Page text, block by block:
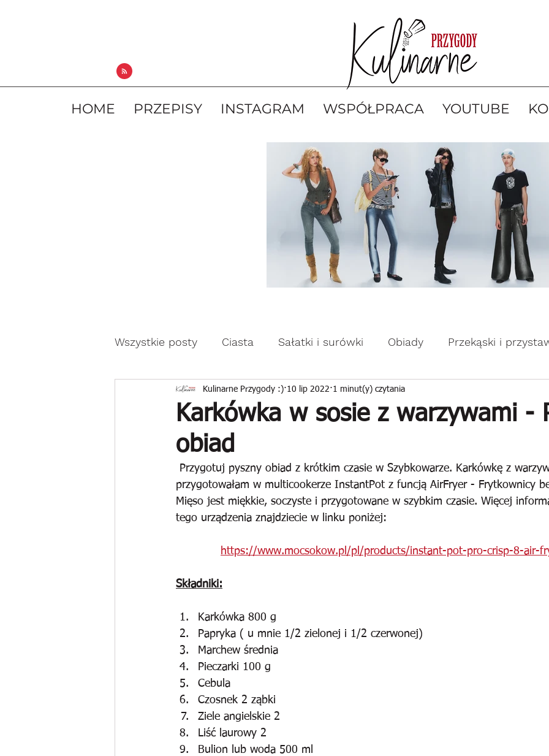
HOME PRZEPISY INSTAGRAM WSPÓŁPRACA YOUTUBE
Wszystkie posty Ciasta Sałatki i surówki Obiady Przekąski i
Drożdżowe wypieki Zapiekanki Placuszki i naleśniki
Reklama
Karkówka w sosie z warzywami -
obiad
Kulinarne Przygody :) 10 lip 2022 1 minut(y) czytania
przygotowałam w multicookerze InstantPot z funcją AirFryer - Frytkownicy
Mięso jest miękkie, soczyste i przygotowane w szybkim czasie. Więcej
tego urządzenia znajdziecie w linku poniżej:
https://www.mocsokow.pl/pl/products/instant-pot-pro-crisp-8-air-
Składniki:
Karkówka 800 g
Papryka ( u mnie 1/2 zielonej i 1/2 czerwonej)
Marchew średnia
Pieczarki 100 g
Cebula
Czosnek 2 ząbki
Ziele angielskie 2
Liść laurowy 2
Bulion lub woda 500 ml